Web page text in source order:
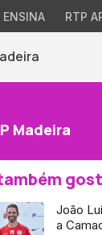
ENSINA RTP
Madeira
João
a